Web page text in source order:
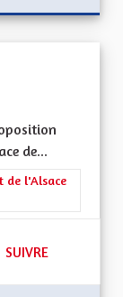
de...
l'Education et
de l'Alsace
50 ABONNÉS
SUIVRE